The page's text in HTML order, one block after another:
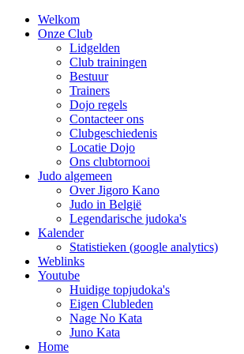
Welkom
Onze Club
Lidgelden
Club trainingen
Bestuur
Trainers
Dojo regels
Contacteer ons
Clubgeschiedenis
Locatie Dojo
Ons clubtornooi
Judo algemeen
Over Jigoro Kano
Judo in België
Legendarische judoka's
Kalender
Statistieken (google analytics)
Weblinks
Youtube
Huidige topjudoka's
Eigen Clubleden
Nage No Kata
Juno Kata
Home